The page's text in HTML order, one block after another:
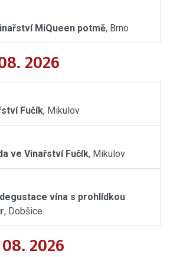
MiQueen potmě, Brno
2026
Fučík, Mikulov
ve Vinařství Fučík, Mikulov
vína s prohlídkou
, Dobšice
2026